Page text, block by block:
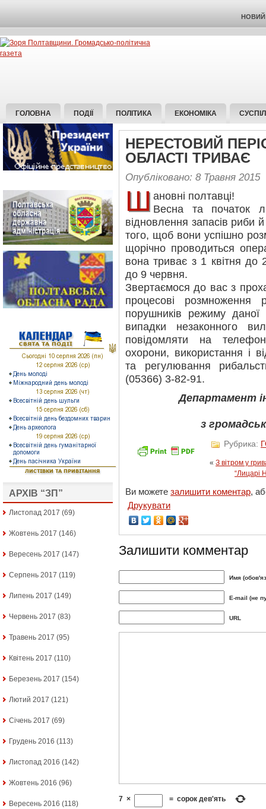
НОВИЙ
ГОЛОВНА ПОДІЇ ПОЛІТИКА ЕКОНОМІКА
АРХІВ “ЗП”
Листопад 2017 (69)
Жовтень 2017 (146)
Вересень 2017 (147)
Серпень 2017 (119)
Липень 2017 (149)
Червень 2017 (83)
Травень 2017 (95)
Квітень 2017 (110)
Березень 2017 (154)
Лютий 2017 (121)
Січень 2017 (69)
Грудень 2016 (113)
Листопад 2016 (142)
Жовтень 2016 (96)
Вересень 2016 (118)
НЕРЕСТОВИЙ
ОБЛАСТІ ТРИВАЄ
Опубліковано: 8 Травня 2015
Ш ановні полтавці!
Весна та початок
відновлення запасів риби
того, щоб вони успішно
щорічно проводиться
вона триває з 1 квітня
до 9 червня.
Звертаємося до вас з
процесові
порушників режиму
випадки незаконного
повідомляти на телефон
охорони, використання і
та регулювання
(05366) 3-82-91.
Департамент
з
Рубрика:
« З вітром у
“Лицарі
Ви можете залишити коментар,
Друкувати
Залишити комментар
Имя
E-mail (не
URL
7 × = сорок дев'ять